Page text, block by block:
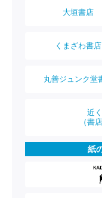
大垣書店
くまざわ書店
丸善ジュンク堂
近
（書
紙